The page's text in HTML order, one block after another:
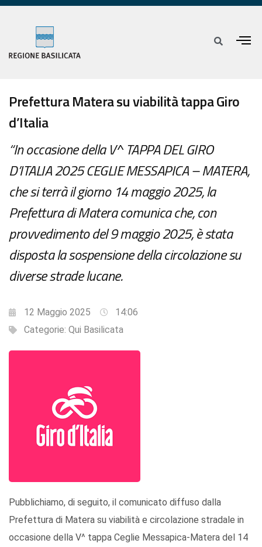
Prefettura Matera su viabilità tappa Giro
d’Italia
“In occasione della V^ TAPPA DEL GIRO
D’ITALIA 2025 CEGLIE MESSAPICA – MATERA,
che si terrà il giorno 14 maggio 2025, la
Prefettura di Matera comunica che, con
provvedimento del 9 maggio 2025, è stata
disposta la sospensione della circolazione su
diverse strade lucane.
12 Maggio 2025
14:06
Categorie: Qui Basilicata
Pubblichiamo, di seguito, il comunicato diffuso dalla
Prefettura di Matera su viabilità e circolazione stradale in
occasione della V^ tappa Ceglie Messapica-Matera del 14